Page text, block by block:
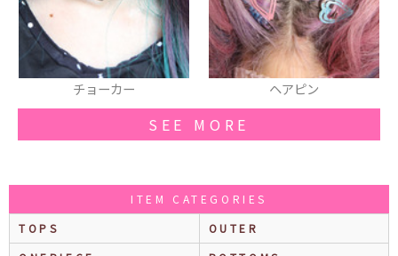
チョーカー ヘアピン
SEE MORE
ITEM CATEGORIES
TOPS
OUTER